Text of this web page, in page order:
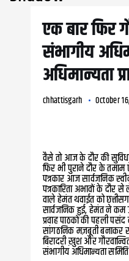
एक बार फिर
संभागीय
अधिमान्यता
chhattisgarh October
वैसे तो आज के दौर की
फिर भी पुराने दौर के तमाम
पत्रकार आज सार्वजनिक
पत्रकारिता अभावों के दौर
वाले हेमंत थवाईत को
सार्वजनिक हुई, हेमंत ने
प्रवाह पाठकों की पहली
सांगठनिक मज़बूती बनाकर
बिरादरी ख़ुश और
संभागीय अधिमान्यता